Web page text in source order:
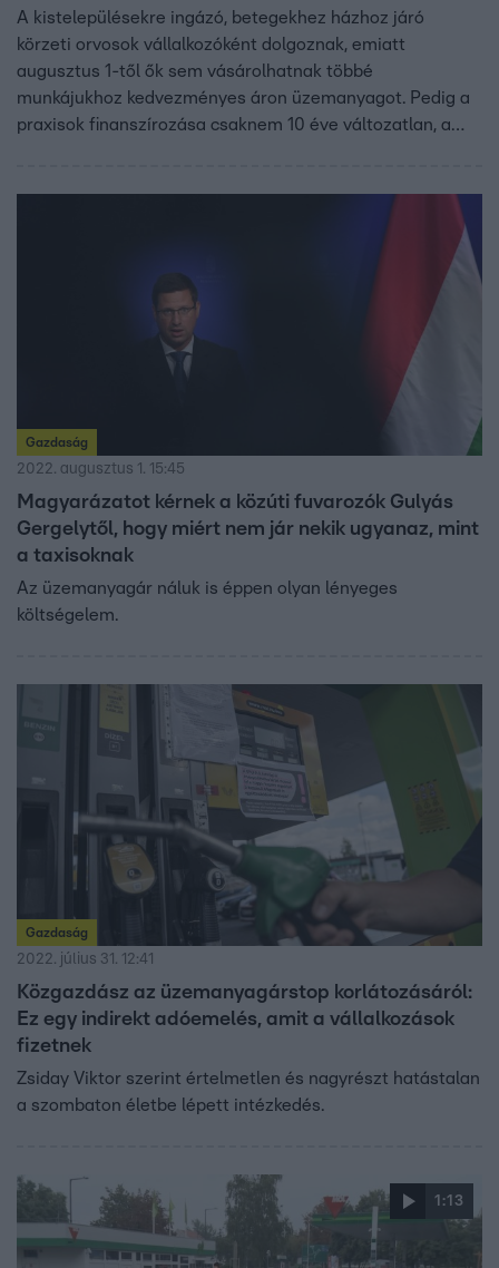
A kistelepülésekre ingázó, betegekhez házhoz járó
körzeti orvosok vállalkozóként dolgoznak, emiatt
augusztus 1-től ők sem vásárolhatnak többé
munkájukhoz kedvezményes áron üzemanyagot. Pedig a
praxisok finanszírozása csaknem 10 éve változatlan, a
Gazdaság
2022. augusztus 1. 15:45
Magyarázatot kérnek a közúti fuvarozók Gulyás
Gergelytől, hogy miért nem jár nekik ugyanaz, mint
a taxisoknak
Az üzemanyagár náluk is éppen olyan lényeges
költségelem.
Gazdaság
2022. július 31. 12:41
Közgazdász az üzemanyagárstop korlátozásáról:
Ez egy indirekt adóemelés, amit a vállalkozások
fizetnek
Zsiday Viktor szerint értelmetlen és nagyrészt hatástalan
a szombaton életbe lépett intézkedés.
1:13